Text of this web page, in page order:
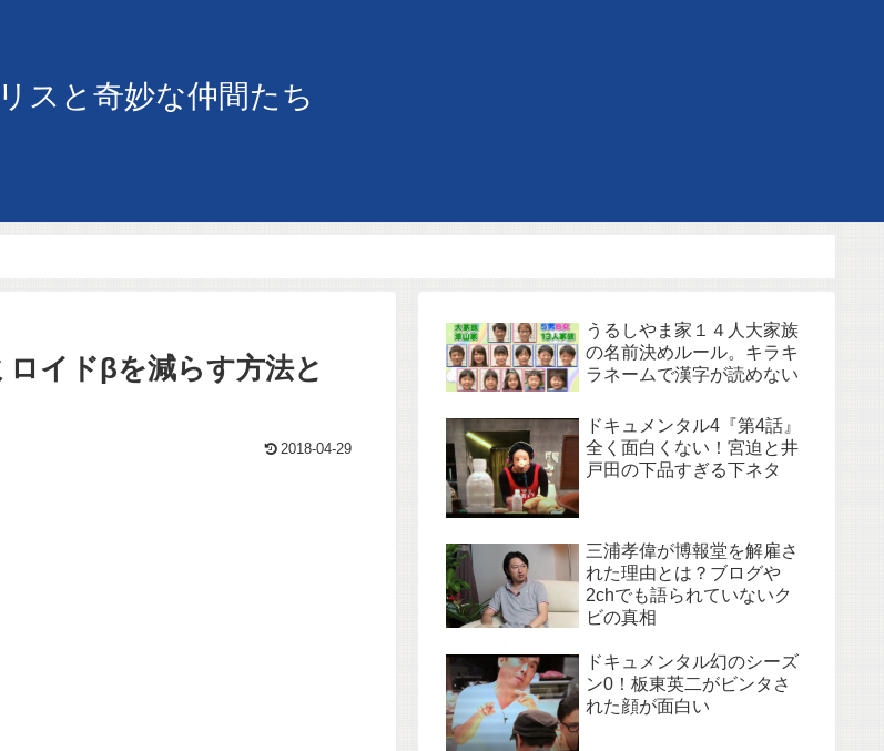
スと奇妙な仲間たち
イドβを減らす方法と
2018-04-29
うるしやま家１４人大家族
の名前決めルール。キラキ
ラネームで漢字が読めない
ドキュメンタル4『第4話』
全く面白くない！宮迫と井
戸田の下品すぎる下ネタ
三浦孝偉が博報堂を解雇さ
れた理由とは？ブログや
2chでも語られていないク
ビの真相
ドキュメンタル幻のシーズ
ン0！板東英二がビンタさ
れた顔が面白い